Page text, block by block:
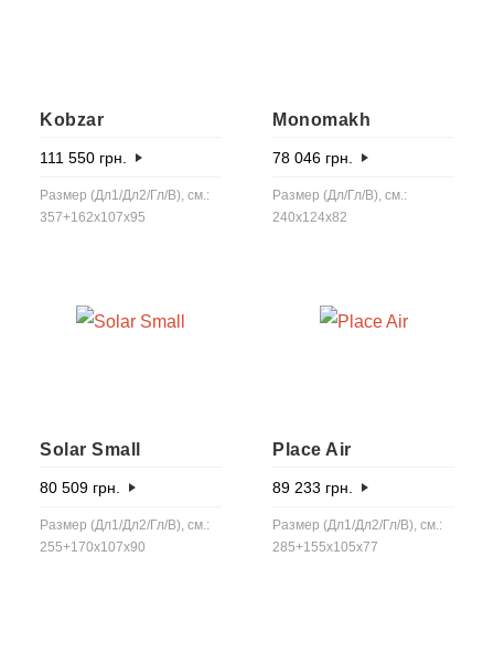
Kobzar
111 550 грн.
Размер (Дл1/Дл2/Гл/В), см.:
357+162х107х95
Monomakh
78 046 грн.
Размер (Дл/Гл/В), см.:
240x124x82
Solar Small
80 509 грн.
Размер (Дл1/Дл2/Гл/В), см.:
255+170x107x90
Place Air
89 233 грн.
Размер (Дл1/Дл2/Гл/В), см.:
285+155x105x77